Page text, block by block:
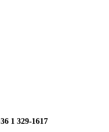
1 329-1617